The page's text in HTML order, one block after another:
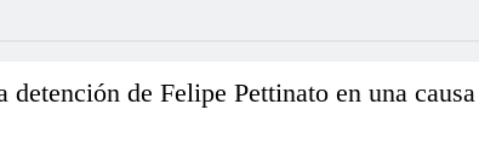
detención de Felipe Pettinato en una causa